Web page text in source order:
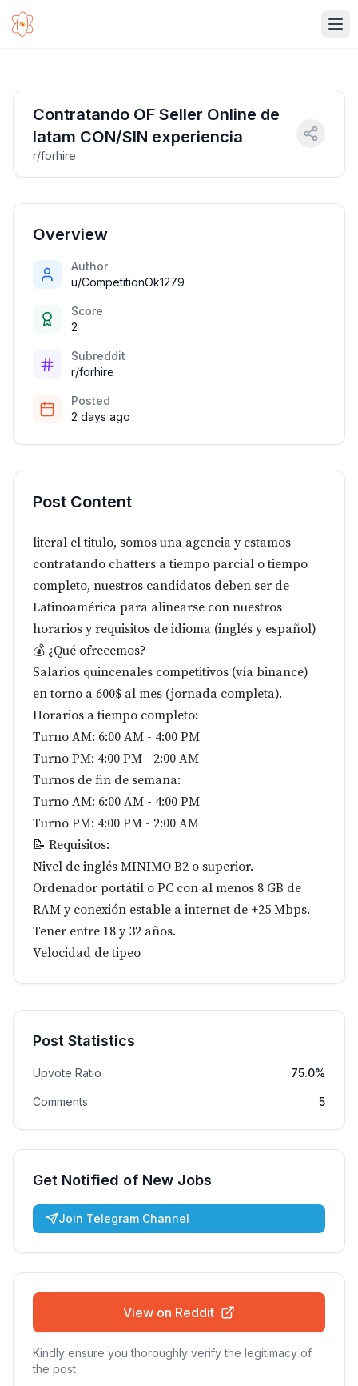
Contratando OF Seller Online de
latam CON/SIN experiencia
r/forhire
Overview
Author
u/CompetitionOk1279
Score
2
Subreddit
r/forhire
Posted
2 days ago
Post Content
literal el titulo, somos una agencia y estamos
contratando chatters a tiempo parcial o tiempo
completo, nuestros candidatos deben ser de
Latinoamérica para alinearse con nuestros
horarios y requisitos de idioma (inglés y español)
💰 ¿Qué ofrecemos?
Salarios quincenales competitivos (vía binance)
en torno a 600$ al mes (jornada completa).
Horarios a tiempo completo:
Turno AM: 6:00 AM - 4:00 PM
Turno PM: 4:00 PM - 2:00 AM
Turnos de fin de semana:
Turno AM: 6:00 AM - 4:00 PM
Turno PM: 4:00 PM - 2:00 AM
📝 Requisitos:
Nivel de inglés MINIMO B2 o superior.
Ordenador portátil o PC con al menos 8 GB de
RAM y conexión estable a internet de +25 Mbps.
Tener entre 18 y 32 años.
Velocidad de tipeo
Post Statistics
Upvote Ratio 75.0%
Comments 5
Get Notified of New Jobs
Join Telegram Channel
View on Reddit
Kindly ensure you thoroughly verify the legitimacy of
the post